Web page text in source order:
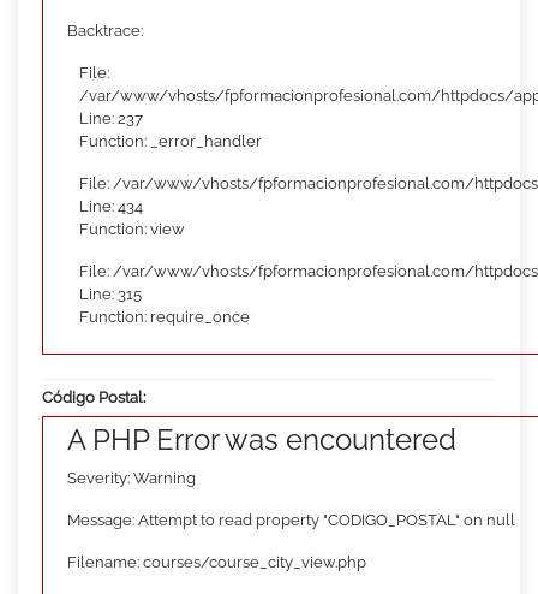
Backtrace:
File:
/var/www/vhosts/fpformacionprofesional.com/httpdocs/
Line: 237
Function: _error_handler
File: /var/www/vhosts/fpformacionprofesional.com/
Line: 434
Function: view
File: /var/www/vhosts/fpformacionprofesional.com/
Line: 315
Function: require_once
Código Postal:
A PHP Error was encountered
Severity: Warning
Message: Attempt to read property "CODIGO_POSTAL" on null
Filename: courses/course_city_view.php